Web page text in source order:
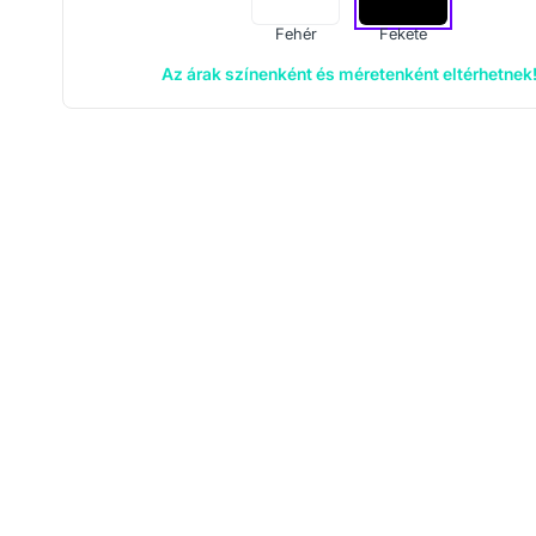
Fehér Fekete
Az árak színenként és méretenként eltérhetnek!